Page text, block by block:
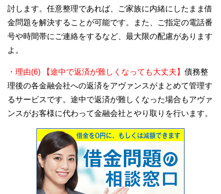
討します。任意整理であれば、ご家族に内緒にしたまま借
金問題を解決することが可能です。また、ご指定の電話番
号や時間帯にご連絡をするなど、最大限の配慮があります
よ。
・理由(6) 【途中で返済が難しくなっても大丈夫】 債務整
理後の各金融会社への返済をアヴァンスがまとめて管理す
るサービスです。途中で返済が難しくなった場合もアヴァ
ンスがお客様に代わって金融会社とやり取りを行います。